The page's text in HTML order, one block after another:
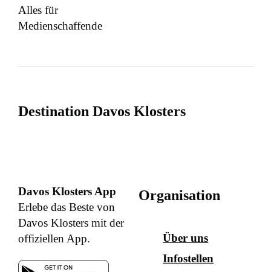
Alles für
Medienschaffende
Destination Davos Klosters
Davos Klosters App
Erlebe das Beste von
Davos Klosters mit der
offiziellen App.
Organisation
Über uns
Infostellen